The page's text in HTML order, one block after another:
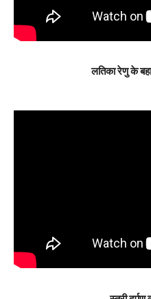
लतिका रेणु के